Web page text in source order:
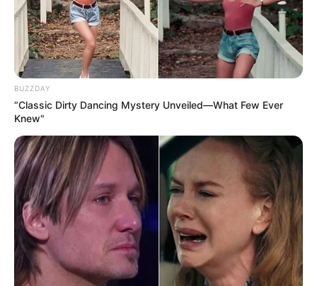
BUZZDAY
“Classic Dirty Dancing Mystery Unveiled—What Few Ever
Knew"